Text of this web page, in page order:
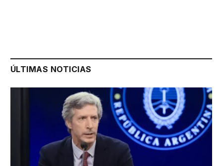
ÚLTIMAS NOTICIAS